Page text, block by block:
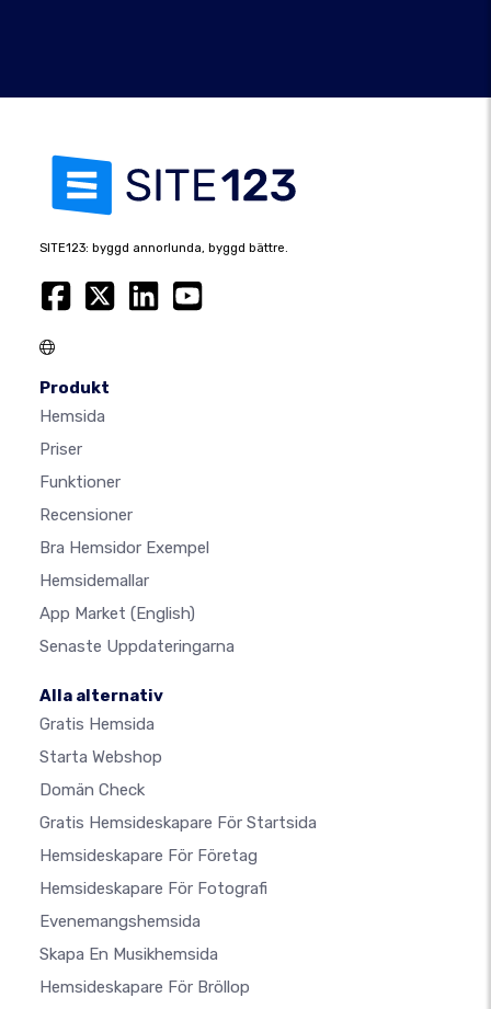
SITE123: byggd annorlunda, byggd bättre.
Produkt
Hemsida
Priser
Funktioner
Recensioner
Bra Hemsidor Exempel
Hemsidemallar
App Market (English)
Senaste Uppdateringarna
Alla alternativ
Gratis Hemsida
Starta Webshop
Domän Check
Gratis Hemsideskapare För Startsida
Hemsideskapare För Företag
Hemsideskapare För Fotografi
Evenemangshemsida
Skapa En Musikhemsida
Hemsideskapare För Bröllop